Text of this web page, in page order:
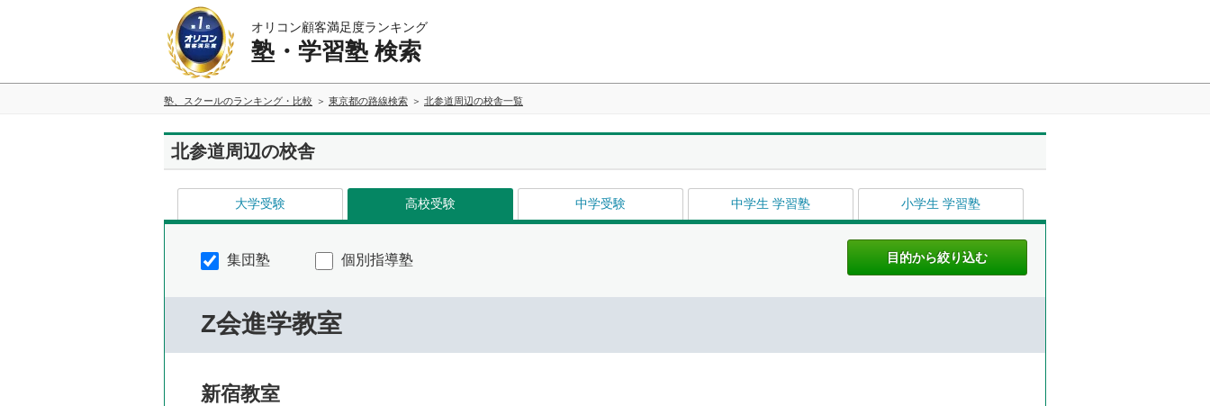
オリコン顧客満足度ランキング
塾・学習塾 検索
塾、スクールのランキング・比較 東京都の路線検索 北参道周辺の校舎一覧
北参道周辺の校舎
大学受験 高校受験 中学受験 中学生 学習塾 小学生 学習塾
集団塾 個別指導塾
Z会進学教室
新宿教室